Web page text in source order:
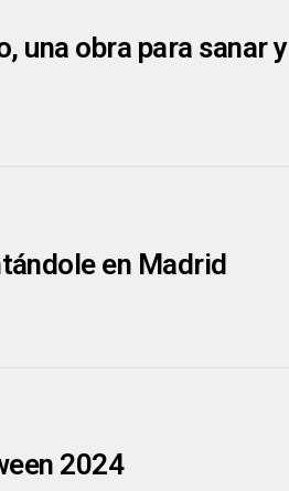
una obra para sanar y
en Madrid
2024